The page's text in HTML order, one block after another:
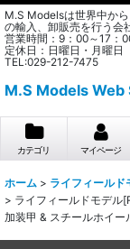
M.S Modelsは世界中か
の輸入、卸販売を行う会
営業時間：9：00～17：
定休日：日曜日・月曜日
TEL:029-212-7475
M.S Models Web
カテゴリ マイページ
ホーム > ライフィールド
> ライフィールドモデル
加装甲 & スチールホイー